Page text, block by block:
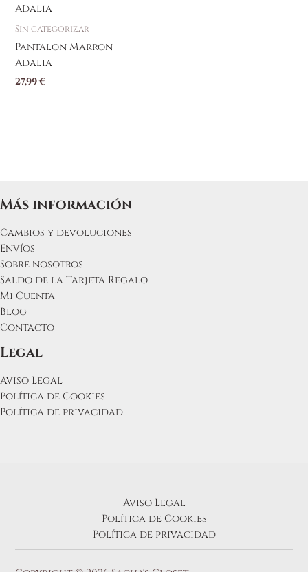
Sin categorizar
Pantalon Marron
Adalia
27,99€
producto
tiene
variantes.
opciones
de
producto
Más información
Cambios y devoluciones
Envíos
Sobre nosotros
Saldo de la Tarjeta Regalo
Mi Cuenta
Blog
Contacto
Legal
Aviso Legal
Política de Cookies
Política de privacidad
Aviso Legal
Política de Cookies
Política de privacidad